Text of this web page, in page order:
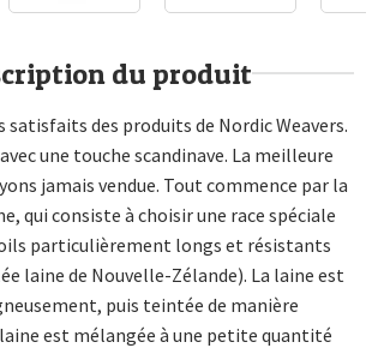
du produit
satisfaits des produits de Nordic Weavers.
une touche scandinave. La meilleure
jamais vendue. Tout commence par la
qui consiste à choisir une race spéciale
particulièrement longs et résistants
laine de Nouvelle-Zélande). La laine est
puis teintée de manière
est mélangée à une petite quantité